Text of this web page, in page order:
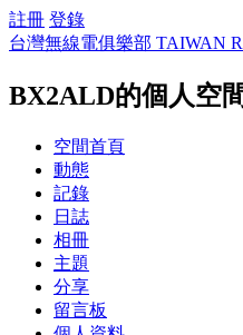
註冊 登錄
台灣無線電俱樂部 TAIWAN
BX2ALD的個人空
空間首頁
動態
記錄
日誌
相冊
主題
分享
留言板